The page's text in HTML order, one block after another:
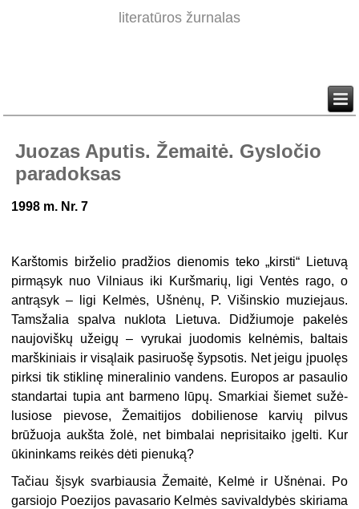
literatūros žurnalas
Juozas Aputis. Žemaitė. Gysločio
paradoksas
1998 m. Nr. 7
Karštomis birželio pradžios dienomis teko „kirsti“ Lietuvą
pir­mąsyk nuo Vilniaus iki Kuršmarių, ligi Ventės rago, o
antrąsyk – ligi Kelmės, Ušnėnų, P. Višinskio muziejaus.
Tamsžalia spalva nuklota Lietuva. Didžiumoje pakelės
naujoviškų užeigų – vyrukai juodomis kelnėmis, baltais
marškiniais ir visąlaik pasiruošę šypsotis. Net jeigu įpuolęs
pirksi tik stiklinę mineralinio vandens. Europos ar pasaulio
standartai tupia ant barmeno lūpų. Smarkiai šiemet sužė­
lusiose pievose, Žemaitijos dobilienose karvių pilvus
brūžuoja aukšta žolė, net bimbalai neprisitaiko įgelti. Kur
ūkininkams reikės dėti pienuką?
Tačiau šįsyk svarbiausia Žemaitė, Kelmė ir Ušnėnai. Po
garsio­jo Poezijos pavasario Kelmės savivaldybės skiriama